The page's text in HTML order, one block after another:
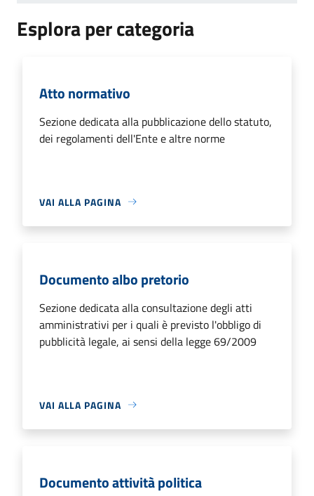
Esplora per categoria
Atto normativo
Sezione dedicata alla pubblicazione dello statuto,
dei regolamenti dell'Ente e altre norme
VAI ALLA PAGINA
Documento albo pretorio
Sezione dedicata alla consultazione degli atti
amministrativi per i quali è previsto l'obbligo di
pubblicità legale, ai sensi della legge 69/2009
VAI ALLA PAGINA
Documento attività politica